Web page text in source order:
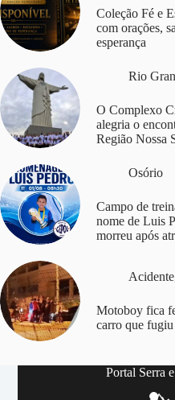
Coleção Fé e
com orações,
esperança
Rio
O Complexo
alegria o
Região Nossa
Osório
Campo de
nome de Luis
morreu após
Acidente
Motoboy fica
carro que
Portal Serra